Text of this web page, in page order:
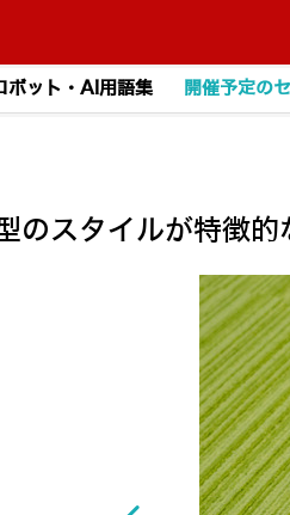
ボット・AI用語集 開催予定の
のスタイルが特徴